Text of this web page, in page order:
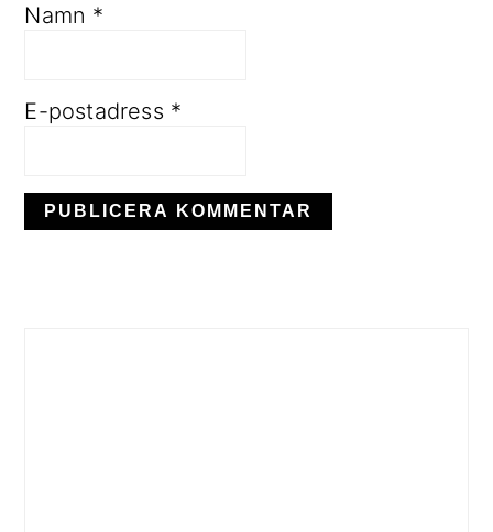
Namn *
E-postadress *